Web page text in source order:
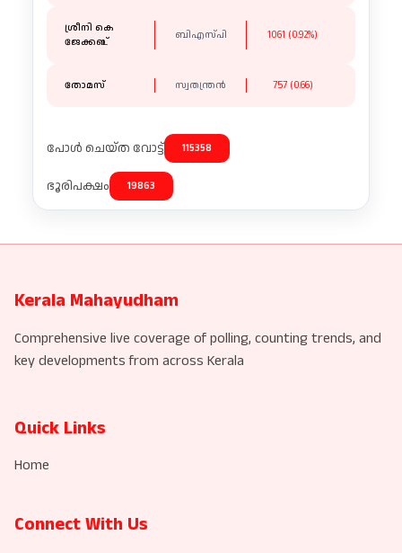
ശ്രീനി കെ
ജേക്കബ്
ബിഎസ്പി 1061 (0.92%)
തോമസ് സ്വതന്ത്രന്‍ 757 (0.66)
പോൾ ചെയ്ത വോട്ട് 115358
ഭൂരിപക്ഷം 19863
Kerala Mahayudham
Comprehensive live coverage of polling, counting trends, and
key developments from across Kerala
Quick Links
Home
Connect With Us